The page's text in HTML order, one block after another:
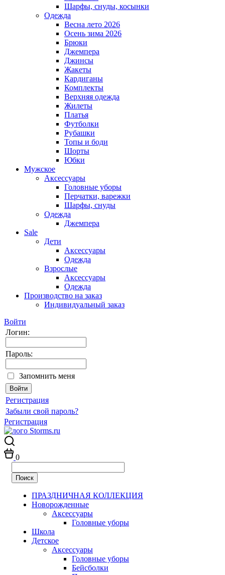
Шарфы, снуды, косынки
Одежда
Весна лето 2026
Осень зима 2026
Брюки
Джемпера
Джинсы
Жакеты
Кардиганы
Комплекты
Верхняя одежда
Жилеты
Платья
Футболки
Рубашки
Топы и боди
Шорты
Юбки
Мужское
Аксессуары
Головные уборы
Перчатки, варежки
Шарфы, снуды
Одежда
Джемпера
Sale
Дети
Аксессуары
Одежда
Взрослые
Аксессуары
Одежда
Производство на заказ
Индивидуальный заказ
Войти
Логин:
Пароль:
Запомнить меня
Регистрация
Забыли свой пароль?
Регистрация
0
ПРАЗДНИЧНАЯ КОЛЛЕКЦИЯ
Новорожденные
Аксессуары
Головные уборы
Школа
Детское
Аксессуары
Головные уборы
Бейсболки